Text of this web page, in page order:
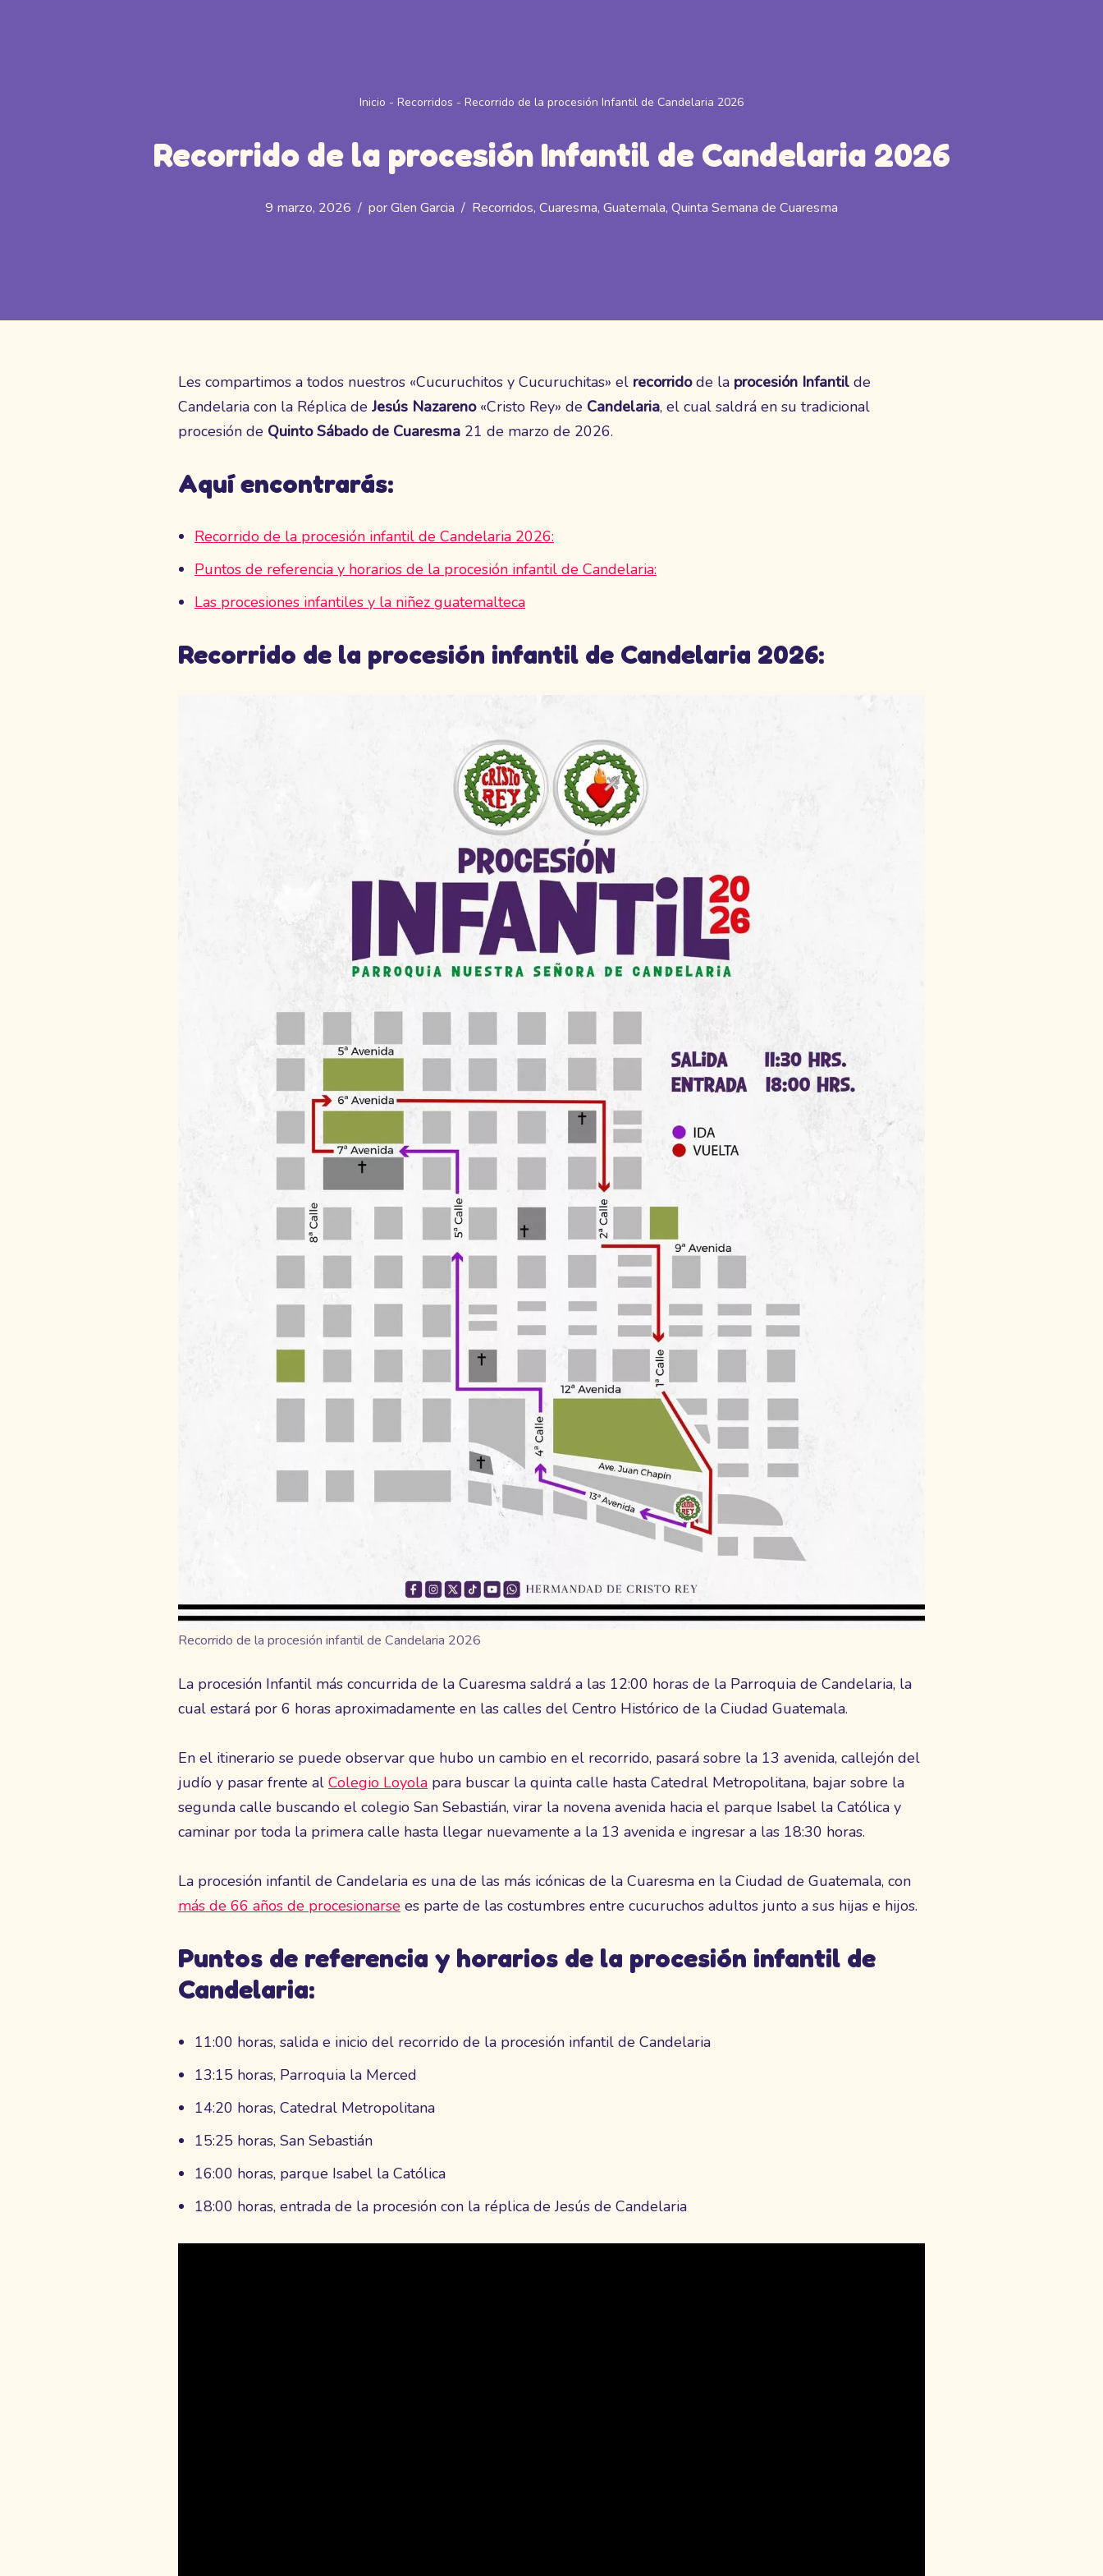
Inicio - Recorridos - Recorrido de la procesión Infantil de Candelaria 2026
Recorrido de la procesión Infantil de Candelaria 2026
9 marzo, 2026 porGlen Garcia Recorridos, Cuaresma, Guatemala, Quinta Semana de Cuaresma
Les compartimos a todos nuestros «Cucuruchitos y Cucuruchitas» el recorridode la procesión Infantilde
Candelaria con la Réplica de Jesús Nazareno«Cristo Rey» de Candelaria, el cual saldrá en su tradicional
procesión de Quinto Sábado de Cuaresma21 de marzo de 2026.
Aquí encontrarás:
Recorrido de la procesión infantil de Candelaria 2026:
Puntos de referencia y horarios de la procesión infantil de Candelaria:
Las procesiones infantiles y la niñez guatemalteca
Recorrido de la procesión infantil de Candelaria 2026:
Recorrido de la procesión infantil de Candelaria 2026
La procesión Infantil más concurrida de la Cuaresma saldrá a las 12:00 horas de la Parroquia de Candelaria, la
cual estará por 6 horas aproximadamente en las calles del Centro Histórico de la Ciudad Guatemala.
En el itinerario se puede observar que hubo un cambio en el recorrido, pasará sobre la 13 avenida, callejón del
judío y pasar frente al Colegio Loyolapara buscar la quinta calle hasta Catedral Metropolitana, bajar sobre la
segunda calle buscando el colegio San Sebastián, virar la novena avenida hacia el parque Isabel la Católica y
caminar por toda la primera calle hasta llegar nuevamente a la 13 avenida e ingresar a las 18:30 horas.
La procesión infantil de Candelaria es una de las más icónicas de la Cuaresma en la Ciudad de Guatemala, con
más de 66 años de procesionarsees parte de las costumbres entre cucuruchos adultos junto a sus hijas e hijos.
Puntos de referencia y horarios de la procesión infantil de
Candelaria:
11:00 horas, salida e inicio del recorrido de la procesión infantil de Candelaria
13:15 horas, Parroquia la Merced
14:20 horas, Catedral Metropolitana
15:25 horas, San Sebastián
16:00 horas, parque Isabel la Católica
18:00 horas, entrada de la procesión con la réplica de Jesús de Candelaria